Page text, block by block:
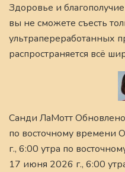
Здоровье и
вы не сможете съесть
ультрапереработанных
распространяется всё
Санди ЛаМотт
по восточному времени
г., 6:00 утра по
17 июня 2026 г., 6:00